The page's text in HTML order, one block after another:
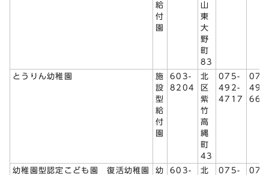
給
付
園
山
東
大
野
町
83
とうりん幼稚園
施
設
型
給
付
園
603-
8204
北
区
紫
竹
高
縄
町
43
075-
492-
4717
幼稚園型認定こども園 復活幼稚園
幼
603-
北
075-